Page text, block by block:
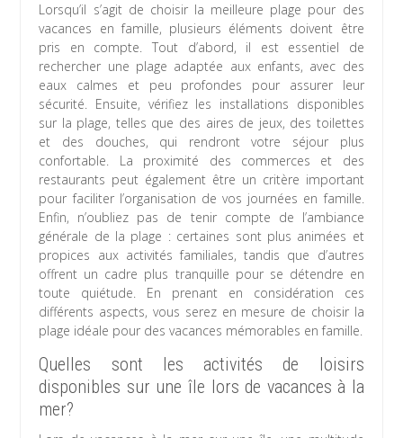
Lorsqu’il s’agit de choisir la meilleure plage pour des
vacances en famille, plusieurs éléments doivent être
pris en compte. Tout d’abord, il est essentiel de
rechercher une plage adaptée aux enfants, avec des
eaux calmes et peu profondes pour assurer leur
sécurité. Ensuite, vérifiez les installations disponibles
sur la plage, telles que des aires de jeux, des toilettes
et des douches, qui rendront votre séjour plus
confortable. La proximité des commerces et des
restaurants peut également être un critère important
pour faciliter l’organisation de vos journées en famille.
Enfin, n’oubliez pas de tenir compte de l’ambiance
générale de la plage : certaines sont plus animées et
propices aux activités familiales, tandis que d’autres
offrent un cadre plus tranquille pour se détendre en
toute quiétude. En prenant en considération ces
différents aspects, vous serez en mesure de choisir la
plage idéale pour des vacances mémorables en famille.
Quelles sont les activités de loisirs
disponibles sur une île lors de vacances à la
mer?